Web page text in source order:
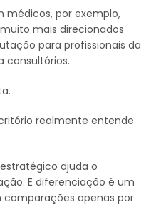
médicos, por exemplo,
mais direcionados
para profissionais da
consultórios.
realmente entende
ajuda o
E diferenciação é um
apenas por